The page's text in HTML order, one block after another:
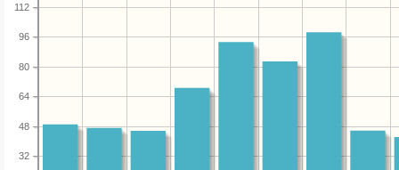
32
48
64
80
96
112